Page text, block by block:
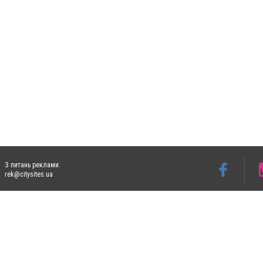
З питань реклами:
rek@citysites.ua